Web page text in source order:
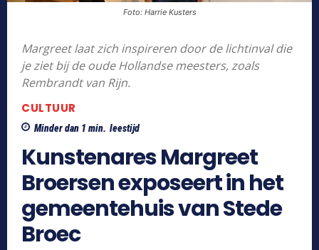
Foto: Harrie Kusters
Margreet laat zich inspireren door de lichtinval die
je ziet bij de oude Hollandse meesters, zoals
Rembrandt van Rijn.
CULTUUR
Minder dan 1 min. leestijd
Kunstenares Margreet
Broersen exposeert in het
gemeentehuis van Stede
Broec